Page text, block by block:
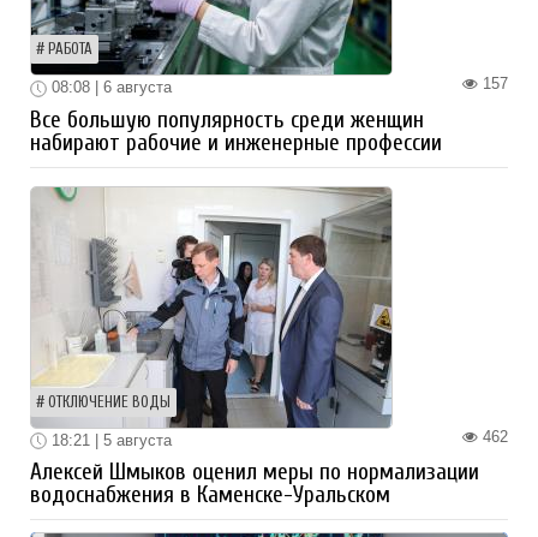
РАБОТА
157
08:08 | 6 августа
Все большую популярность среди женщин
набирают рабочие и инженерные профессии
ОТКЛЮЧЕНИЕ ВОДЫ
462
18:21 | 5 августа
Алексей Шмыков оценил меры по нормализации
водоснабжения в Каменске-Уральском